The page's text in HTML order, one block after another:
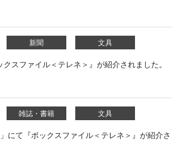
新聞 文具
クスファイル＜テレネ＞』が紹介されました。
雑誌・書籍 文具
にて『ボックスファイル＜テレネ＞』が紹介さ